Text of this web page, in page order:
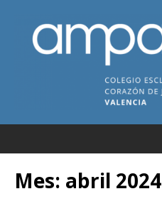
Mes: abril 2024